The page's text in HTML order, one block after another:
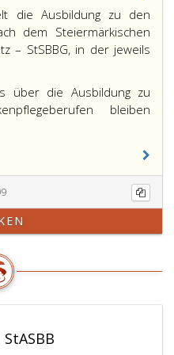
die Ausbildung zu den
dem Steiermärkischen
– StSBBG, in der jeweils
über die Ausbildung zu
bleiben